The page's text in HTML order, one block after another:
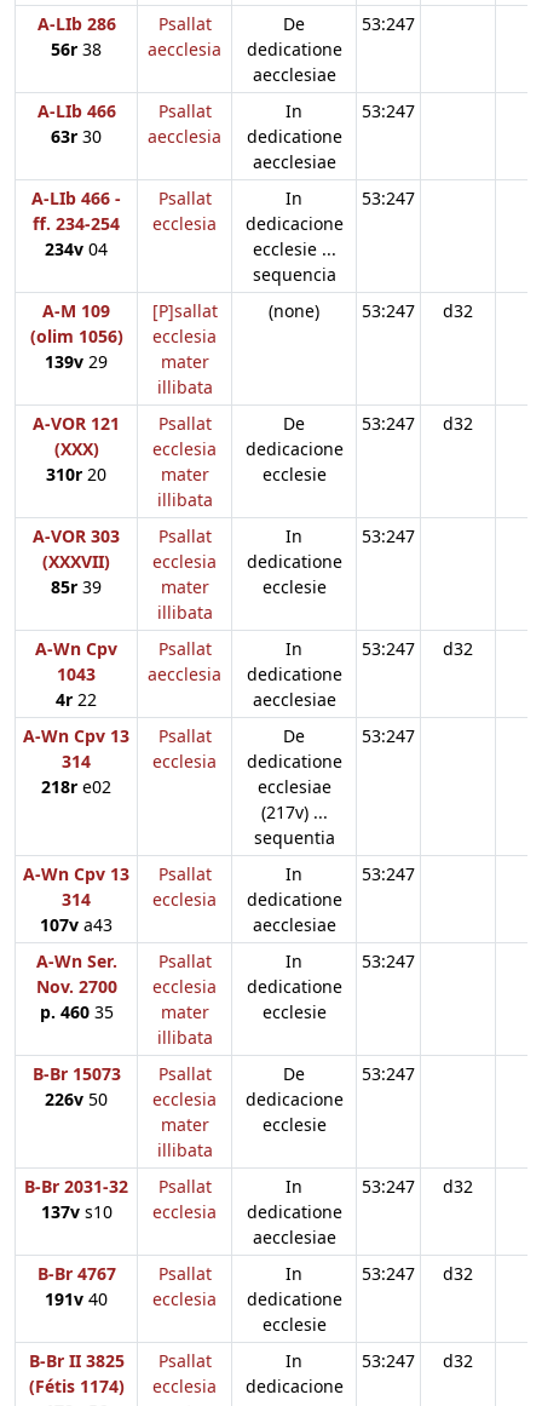
A-LIb 286
56r 38
Psallat
aecclesia
De
dedicatione
aecclesiae
53:247
A-LIb 466
63r 30
Psallat
aecclesia
In
dedicatione
aecclesiae
53:247
A-LIb 466 -
ff. 234-254
234v 04
Psallat
ecclesia
In
dedicacione
ecclesie ...
sequencia
53:247
A-M 109
(olim 1056)
139v 29
[P]sallat
ecclesia
mater
illibata
(none) 53:247 d32
A-VOR 121
(XXX)
310r 20
Psallat
ecclesia
mater
illibata
De
dedicacione
ecclesie
53:247 d32
A-VOR 303
(XXXVII)
85r 39
Psallat
ecclesia
mater
illibata
In
dedicatione
ecclesie
53:247
A-Wn Cpv
1043
4r 22
Psallat
aecclesia
In
dedicatione
aecclesiae
53:247 d32
A-Wn Cpv 13
314
218r e02
Psallat
ecclesia
De
dedicatione
ecclesiae
(217v) ...
sequentia
53:247
A-Wn Cpv 13
314
107v a43
Psallat
ecclesia
In
dedicatione
aecclesiae
53:247
A-Wn Ser.
Nov. 2700
p. 46035
Psallat
ecclesia
mater
illibata
In
dedicatione
ecclesie
53:247
B-Br 15073
226v 50
Psallat
ecclesia
mater
illibata
De
dedicacione
ecclesie
53:247
B-Br 2031-32
137vs10
Psallat
ecclesia
In
dedicatione
aecclesiae
53:247 d32
B-Br 4767
191v 40
Psallat
ecclesia
In
dedicatione
ecclesie
53:247 d32
B-Br II 3825
(Fétis 1174)
Psallat
ecclesia
In
dedicacione
53:247 d32